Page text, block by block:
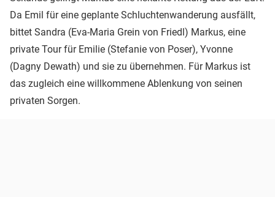
Da Emil für eine geplante Schluchtenwanderung ausfällt,
bittet Sandra (Eva-Maria Grein von Friedl) Markus, eine
private Tour für Emilie (Stefanie von Poser), Yvonne
(Dagny Dewath) und sie zu übernehmen. Für Markus ist
das zugleich eine willkommene Ablenkung von seinen
privaten Sorgen.